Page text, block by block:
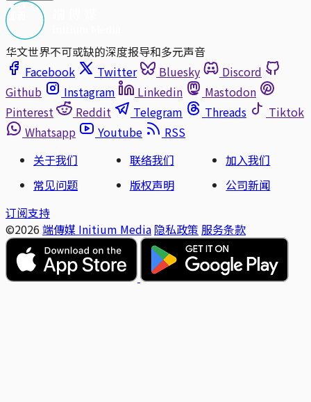
华文世界不可或缺的深度报导和多元声音
Facebook
Twitter Bluesky
Discord
Github
Instagram Linkedin
Mastodon
Pinterest
Reddit Telegram Threads
Tiktok
Whatsapp
Youtube
RSS
关于我们
联络我们
加入我们
常见问题
版权声明
公司新闻
订阅支持
©2026 端傳媒 Initium Media 隐私政策 服务条款